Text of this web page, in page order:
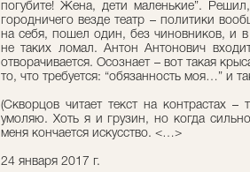
погубите! Жена, дети маленькие”.
городничего везде театр – политики
на себя, пошел один, без чиновников, и
не таких ломал. Антон Антонович
отворачивается. Осознает – вот такая
то, что требуется: “обязанность моя…” и
(Скворцов читает текст на контрастах
умоляю. Хоть я и грузин, но когда
меня кончается искусство. <…>
24 января 2017 г.